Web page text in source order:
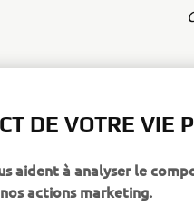
PROS & B2B
DE VOTRE VIE
aident à analyser le
actions marketing.